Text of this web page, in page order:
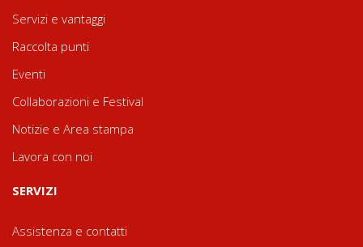
Servizi e vantaggi
Raccolta punti
Eventi
Collaborazioni e Festival
Notizie e Area stampa
Lavora con noi
SERVIZI
Assistenza e contatti